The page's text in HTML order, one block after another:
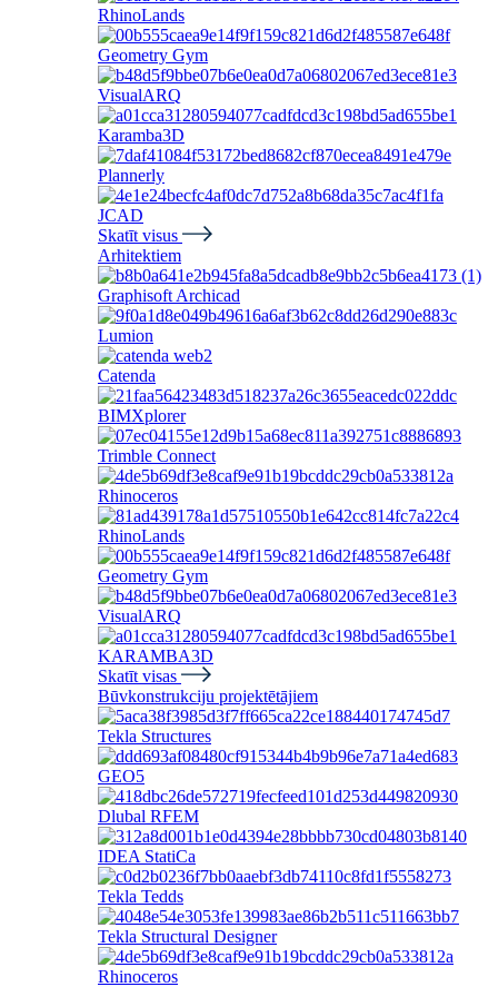
RhinoLands
Geometry Gym
VisualARQ
Karamba3D
Plannerly
JCAD
Skatīt visus
Arhitektiem
Graphisoft Archicad
Lumion
Catenda
BIMXplorer
Trimble Connect
Rhinoceros
RhinoLands
Geometry Gym
VisualARQ
KARAMBA3D
Skatīt visas
Būvkonstrukciju projektētājiem
Tekla Structures
GEO5
Dlubal RFEM
IDEA StatiCa
Tekla Tedds
Tekla Structural Designer
Rhinoceros